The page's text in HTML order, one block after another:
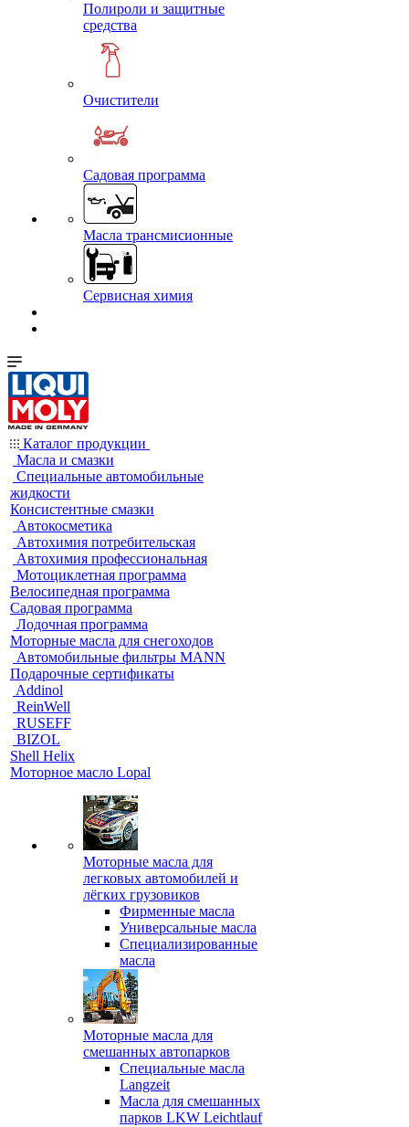
Полироли и защитные
средства
Очистители
Садовая программа
Масла трансмисионные
Сервисная химия
Каталог продукции
Масла и смазки
Специальные автомобильные
жидкости
Консистентные смазки
Автокосметика
Автохимия потребительская
Автохимия профессиональная
Мотоциклетная программа
Велосипедная программа
Садовая программа
Лодочная программа
Моторные масла для снегоходов
Автомобильные фильтры MANN
Подарочные сертификаты
Addinol
ReinWell
RUSEFF
BIZOL
Shell Helix
Моторное масло Lopal
Моторные масла для
легковых автомобилей и
лёгких грузовиков
Фирменные масла
Универсальные масла
Специализированные
масла
Моторные масла для
смешанных автопарков
Специальные масла
Langzeit
Масла для смешанных
парков LKW Leichtlauf